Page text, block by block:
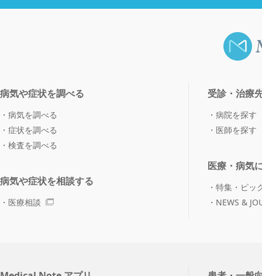
病気や症状を調べる
病気を調べる
症状を調べる
検査を調べる
病気や症状を相談する
医療相談
受診・治療
病院を探す
医師を探す
医療・病気
特集・ピッ
NEWS &